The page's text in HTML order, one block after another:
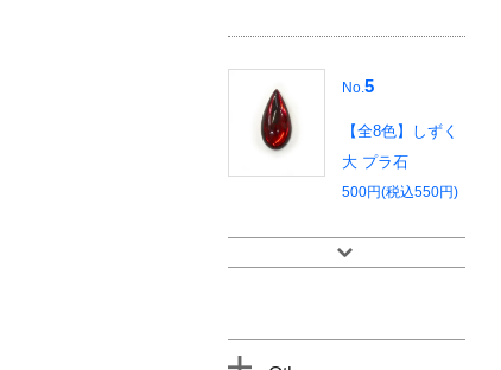
No. 5
【全8色】しずく
大 プラ石
500円(税込550円)